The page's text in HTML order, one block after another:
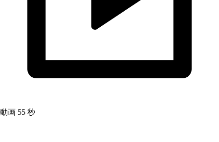
動画 55 秒